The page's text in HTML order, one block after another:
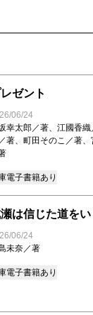
ゼント
06/24
幸太郎／著、江國香
著、町田そのこ／著
電子書籍あり
は信じた道をい
06/24
未奈／著
電子書籍あり